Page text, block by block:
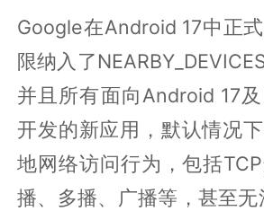
Google在Android 17中正
限纳入了
并且所有面向Android 17
开发的新应用，默认情况
地网络访问行为，包括
播、多播、广播等，甚至